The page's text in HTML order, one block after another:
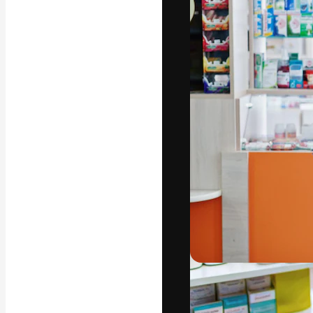
La plateforme
vos meilleurs
d’abonnés :
studios.
Français
Copyright ©